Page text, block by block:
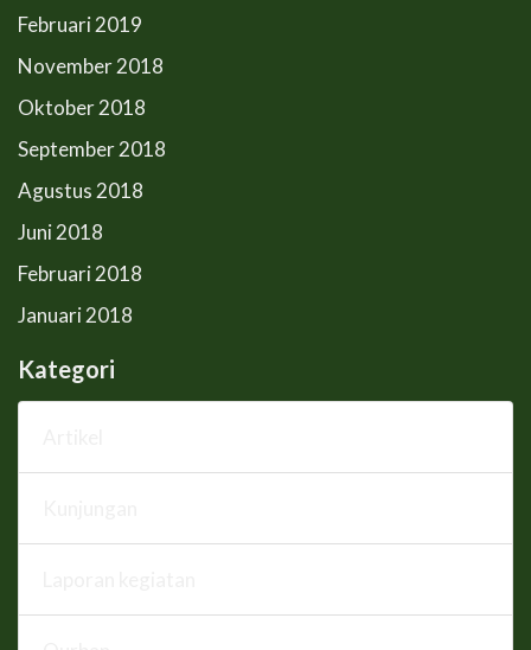
Februari 2019
November 2018
Oktober 2018
September 2018
Agustus 2018
Juni 2018
Februari 2018
Januari 2018
Kategori